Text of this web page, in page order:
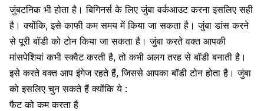
जुंबटनिक भी होता है। बिगिनर्स के लिए जुंबा वर्कआउट करना इसलिए सही
है। क्योंकि, इसे काफी कम समय में किया जा सकता है। जुंबा डांस करने
से पूरी बॉडी को टोन किया जा सकता है। जुंबा करते वक्त आपकी
मांसपेशियां कभी स्क्वैट करती है, तो कभी अलग तरह से बॉडी बनाती है।
इसे करते वक्त आप इंगेज रहते हैं, जिससे आपका बॉडी टोन होता है। जुंबा
को इसलिए चुन सकते हैं क्योंकि ये :
फैट को कम करता है